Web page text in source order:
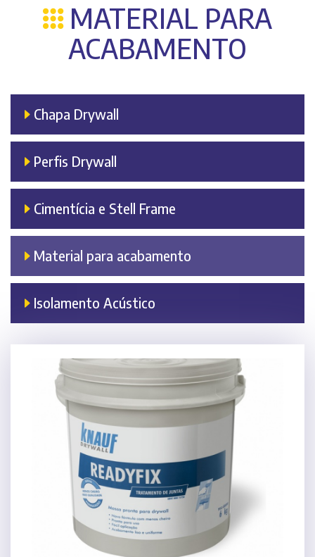
MATERIAL PARA
ACABAMENTO
Chapa Drywall
Perfis Drywall
Cimentícia e Stell Frame
Material para acabamento
Isolamento Acústico